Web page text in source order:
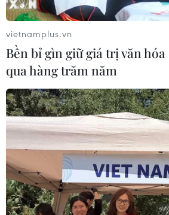
Quân đội Pháp rút phần
tài khỏi Niger
30/11/2023 04:17
Pháp đã bắt đầu rút hơn 1.500 binh
ngày 10/10 theo yêu cầu của
lượng đã tiến hành vụ đảo chính
vietnamplus.vn
Bền bỉ gìn giữ giá trị văn
qua hàng trăm năm